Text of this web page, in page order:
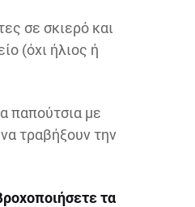
σε σκιερό και
(όχι ήλιος ή
παπούτσια με
τραβήξουν την
τα